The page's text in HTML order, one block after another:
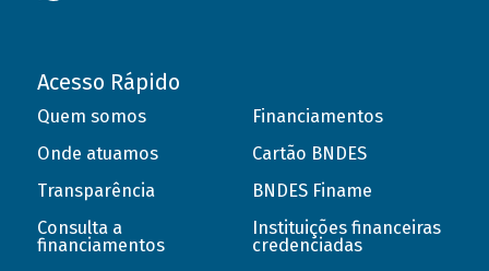
Acesso Rápido
Quem somos
Onde atuamos
Transparência
Consulta a
financiamentos
Financiamentos
Cartão BNDES
BNDES Finame
Instituições financeiras
credenciadas